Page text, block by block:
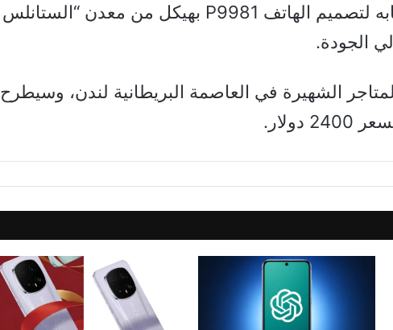
و يتخذ الهاتف تصميم مشابه لتصميم الهاتف P9981 بهيكل من معدن “الستانلس
الجودة.
الشهيرة في العاصمة البريطانية لندن، وسيطرح